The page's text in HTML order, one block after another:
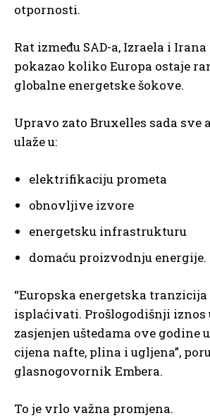
otpornosti.
Rat između SAD-a, Izraela i
pokazao koliko Europa ostaje
globalne energetske šokove.
Upravo zato Bruxelles sada sve
ulaže u:
elektrifikaciju prometa
obnovljive izvore
energetsku infrastrukturu
domaću proizvodnju energije.
“Europska energetska tranzicija
isplaćivati. Prošlogodišnji iznos
zasjenjen uštedama ove godine
cijena nafte, plina i ugljena”,
glasnogovornik Embera.
To je vrlo važna promjena.